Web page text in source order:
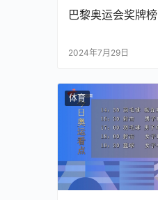
巴黎奥运会奖牌榜
2024年7月29日
体育